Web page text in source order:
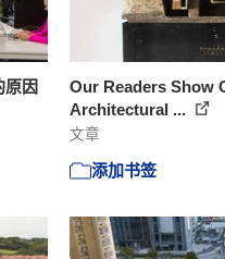
原因
Our Readers Show
Architectural ...
文章
添加书签